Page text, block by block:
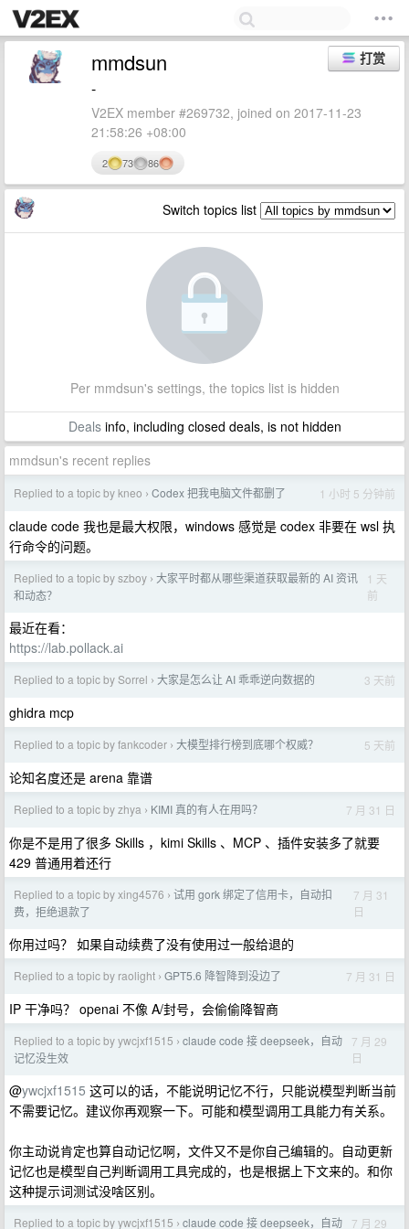
打赏
mmdsun
-
V2EX member #269732, joined on 2017-11-23
21:58:26 +08:00
2 73 86
Switch topics list
Per mmdsun's settings, the topics list is hidden
Dealsinfo, including closed deals, is not hidden
mmdsun's recent replies
Replied to a topic by kneo › Codex 把我电脑文件都删了 1 小时 5 分钟前
claude code 我也是最大权限，windows 感觉是 codex 非要在 wsl 执
行命令的问题。
Replied to a topic by szboy › 大家平时都从哪些渠道获取最新的 AI 资讯
和动态？
1 天
前
最近在看：
https://lab.pollack.ai
Replied to a topic by Sorrel › 大家是怎么让 AI 乖乖逆向数据的 3 天前
ghidra mcp
Replied to a topic by fankcoder › 大模型排行榜到底哪个权威？ 5 天前
论知名度还是 arena 靠谱
Replied to a topic by zhya › KIMI 真的有人在用吗？ 7 月 31 日
你是不是用了很多 Skills ，kimi Skills 、MCP 、插件安装多了就要
429 普通用着还行
Replied to a topic by xing4576 › 试用 gork 绑定了信用卡，自动扣
费，拒绝退款了
7 月 31
日
你用过吗？ 如果自动续费了没有使用过一般给退的
Replied to a topic by raolight › GPT5.6 降智降到没边了 7 月 31 日
IP 干净吗？ openai 不像 A/封号，会偷偷降智商
Replied to a topic by ywcjxf1515 › claude code 接 deepseek，自动
记忆没生效
7 月 29
日
@ywcjxf1515 这可以的话，不能说明记忆不行，只能说模型判断当前
不需要记忆。建议你再观察一下。可能和模型调用工具能力有关系。
你主动说肯定也算自动记忆啊，文件又不是你自己编辑的。自动更新
记忆也是模型自己判断调用工具完成的，也是根据上下文来的。和你
这种提示词测试没啥区别。
Replied to a topic by ywcjxf1515 › claude code 接 deepseek，自动 7 月 29